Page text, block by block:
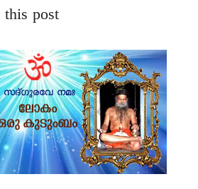
this post